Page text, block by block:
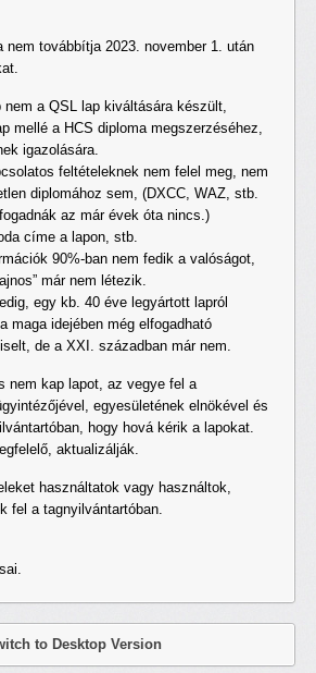
nem továbbítja 2023. november 1. után
nem a QSL lap kiváltására készült,
mellé a HCS diploma megszerzéséhez,
igazolására.
feltételeknek nem felel meg, nem
diplomához sem, (DXCC, WAZ, stb.
az már évek óta nincs.)
címe a lapon, stb.
90%-ban nem fedik a valóságot,
már nem létezik.
egy kb. 40 éve legyártott lapról
maga idejében még elfogadható
de a XXI. században már nem.
nem kap lapot, az vegye fel a
egyesületének elnökével és
hogy hová kérik a lapokat.
aktualizálják.
használtatok vagy használtok,
fel a tagnyilvántartóban.
to Desktop Version